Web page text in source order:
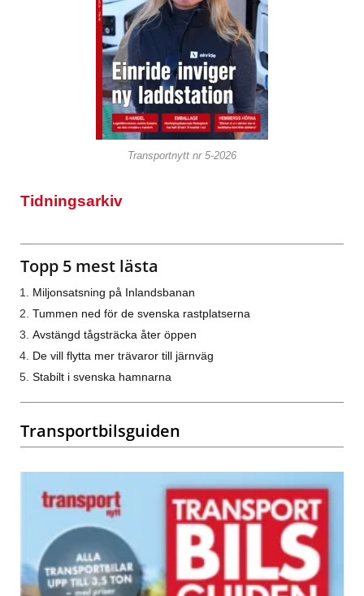
Transportnytt nr 5-2026
Tidningsarkiv
Topp 5 mest lästa
Miljonsatsning på Inlandsbanan
Tummen ned för de svenska rastplatserna
Avstängd tågsträcka åter öppen
De vill flytta mer trävaror till järnväg
Stabilt i svenska hamnarna
Transportbilsguiden